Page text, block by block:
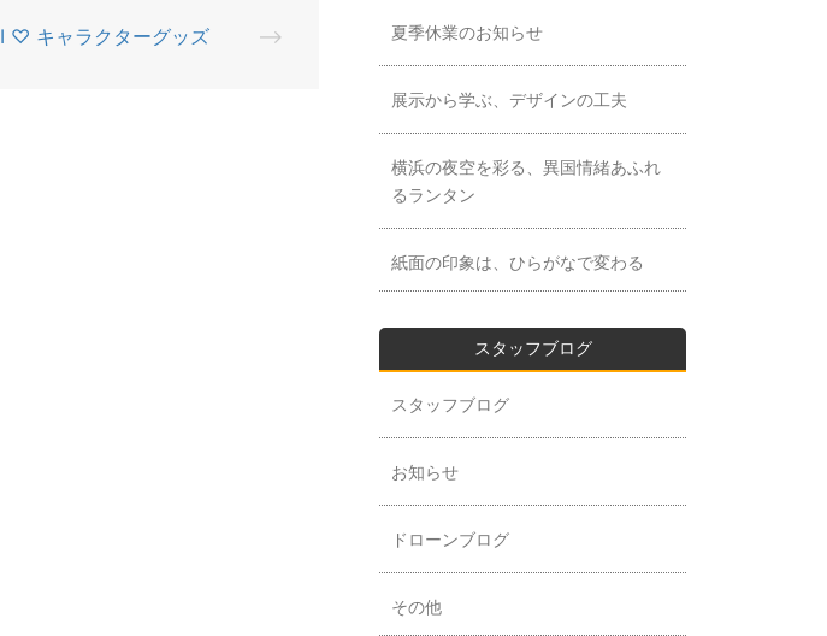
I ♡ キャラクターグッズ ⟶ 夏季休業のお知らせ
展示から学ぶ、デザインの工夫
横浜の夜空を彩る、異国情緒あふれ
るランタン
紙面の印象は、ひらがなで変わる
スタッフブログ
スタッフブログ
お知らせ
ドローンブログ
その他